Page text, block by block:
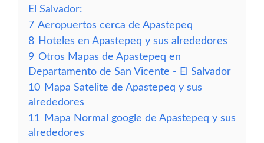
El Salvador:
7 Aeropuertos cerca de Apastepeq
8 Hoteles en Apastepeq y sus alrededores
9 Otros Mapas de Apastepeq en
Departamento de San Vicente - El Salvador
10 Mapa Satelite de Apastepeq y sus
alrededores
11
Mapa Normal google de Apastepeq y sus
alrededores